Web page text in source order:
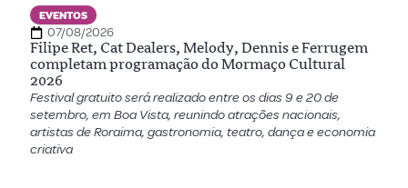
EVENTOS
07/08/2026
Filipe Ret, Cat Dealers, Melody, Dennis e Ferrugem
completam programação do Mormaço Cultural
2026
Festival gratuito será realizado entre os dias 9 e 20 de
setembro, em Boa Vista, reunindo atrações nacionais,
artistas de Roraima, gastronomia, teatro, dança e economia
criativa